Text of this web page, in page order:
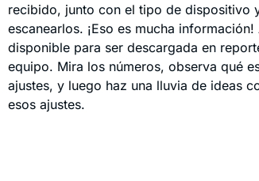
recibido, junto con el tipo de dispositivo
escanearlos. ¡Eso es mucha
disponible para ser descargada en
equipo. Mira los números, observa qué
ajustes, y luego haz una lluvia de ideas
esos ajustes.